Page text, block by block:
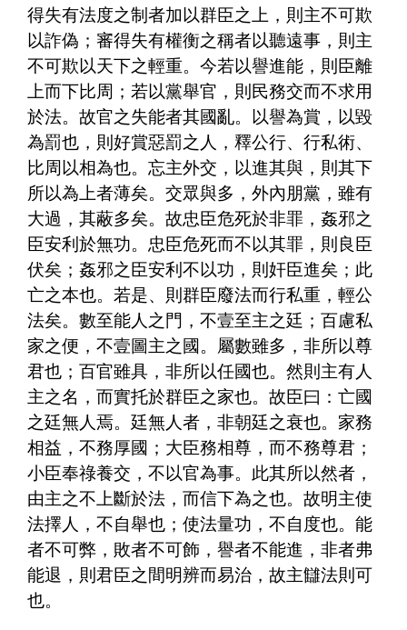
得失有法度之制者加以群臣之上，則主不可欺
以詐偽；審得失有權衡之稱者以聽遠事，則主
不可欺以天下之輕重。今若以譽進能，則臣離
上而下比周；若以黨舉官，則民務交而不求用
於法。故官之失能者其國亂。以譽為賞，以毀
為罰也，則好賞惡罰之人，釋公行、行私術、
比周以相為也。忘主外交，以進其與，則其下
所以為上者薄矣。交眾與多，外內朋黨，雖有
大過，其蔽多矣。故忠臣危死於非罪，姦邪之
臣安利於無功。忠臣危死而不以其罪，則良臣
伏矣；姦邪之臣安利不以功，則奸臣進矣；此
亡之本也。若是、則群臣廢法而行私重，輕公
法矣。數至能人之門，不壹至主之廷；百慮私
家之便，不壹圖主之國。屬數雖多，非所以尊
君也；百官雖具，非所以任國也。然則主有人
主之名，而實托於群臣之家也。故臣曰：亡國
之廷無人焉。廷無人者，非朝廷之衰也。家務
相益，不務厚國；大臣務相尊，而不務尊君；
小臣奉祿養交，不以官為事。此其所以然者，
由主之不上斷於法，而信下為之也。故明主使
法擇人，不自舉也；使法量功，不自度也。能
者不可弊，敗者不可飾，譽者不能進，非者弗
能退，則君臣之間明辨而易治，故主讎法則可
也。